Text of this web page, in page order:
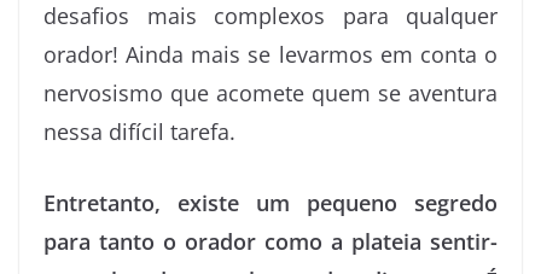
desafios mais complexos para qualquer
orador! Ainda mais se levarmos em conta o
nervosismo que acomete quem se aventura
nessa difícil tarefa.
Entretanto, existe um pequeno segredo
para tanto o orador como a plateia sentir-